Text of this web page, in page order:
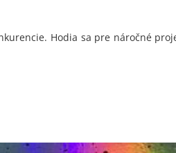
Hodia sa pre náročné